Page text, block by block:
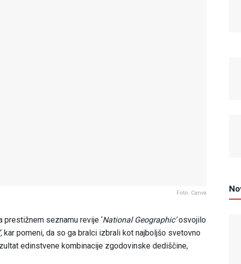
Foto: Canva
prestižnem seznamu revije ‘National Geographic’osvojilo
kar pomeni, da so ga bralci izbrali kot najboljšo svetovno
edinstvene kombinacije zgodovinske dediščine,